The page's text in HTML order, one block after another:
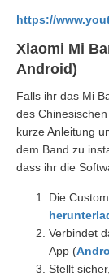
https://
Xiaomi Mi
Android)
Falls ihr das Mi
des
kurze Anleitung
dem Band zu
dass ihr die
Die
Verbindet
App (
Stellt